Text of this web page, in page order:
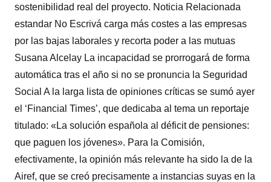
sostenibilidad real del proyecto. Noticia Relacionada
estandar No Escrivá carga más costes a las empresas
por las bajas laborales y recorta poder a las mutuas
Susana Alcelay La incapacidad se prorrogará de forma
automática tras el año si no se pronuncia la Seguridad
Social A la larga lista de opiniones críticas se sumó ayer
el ‘Financial Times’, que dedicaba al tema un reportaje
titulado: «La solución española al déficit de pensiones:
que paguen los jóvenes». Para la Comisión,
efectivamente, la opinión más relevante ha sido la de la
Airef, que se creó precisamente a instancias suyas en la